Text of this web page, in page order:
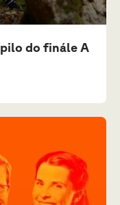
do finále A